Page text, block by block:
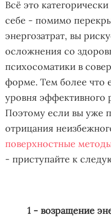
Всё это
себе - помимо
энергозатрат, вы
осложнения со
психосоматики в
форме. Тем более что
уровня
Поэтому если вы уже
отрицания
поверхностные
- приступайте к
1 - возращение